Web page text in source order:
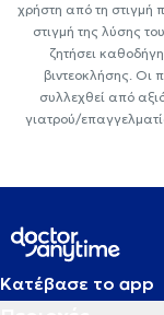
χρήστη από τη στιγμή
στιγμή της λύσης
ζητήσει
βιντεοκλήσης. Οι
συλλεχθεί από
γιατρού/
Κατέβασε το app